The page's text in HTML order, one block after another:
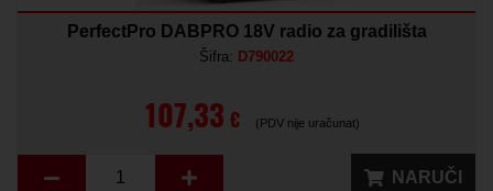
PerfectPro DABPRO 18V radio za gradilišta
Šifra: D790022
107,33 € (PDV nije uračunat)
NARUČI